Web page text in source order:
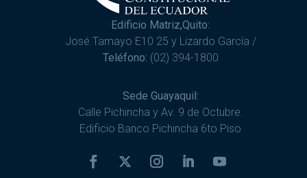
Edificio Matriz,Quito:
José Tamayo E10 25 y Lizardo García /
Teléfono: (02) 394-1800
Sede Guayaquil:
Calle Pichincha y Av. 9 de Octubre.
Edificio Banco Pichincha 6to Piso